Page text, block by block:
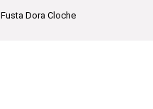
Fusta Dora Cloche